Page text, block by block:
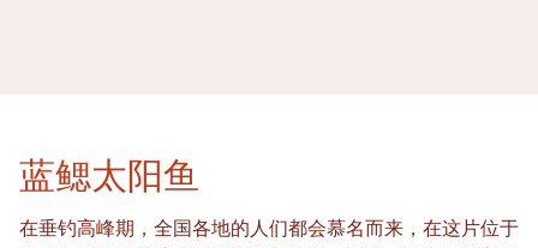
蓝鳃太阳鱼
在垂钓高峰期，全国各地的人们都会慕名而来，在这片位于